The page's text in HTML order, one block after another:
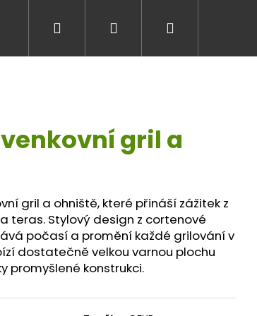
EVENTY A ZÁŽITKY NA GRILU
Přihlášení
venkovní gril a
gril a ohniště, které přináší zážitek z
teras. Stylový design z cortenové
počasí a promění každé grilování v
dostatečně velkou varnou plochu
promyšlené konstrukci.